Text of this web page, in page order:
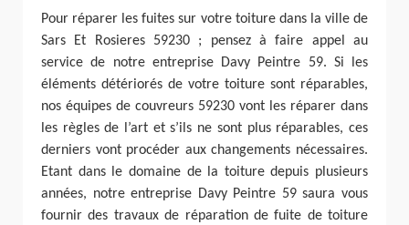
Pour réparer les fuites sur votre toiture dans la ville de
Sars Et Rosieres 59230 ; pensez à faire appel au
service de notre entreprise Davy Peintre 59. Si les
éléments détériorés de votre toiture sont réparables,
nos équipes de couvreurs 59230 vont les réparer dans
les règles de l’art et s’ils ne sont plus réparables, ces
derniers vont procéder aux changements nécessaires.
Etant dans le domaine de la toiture depuis plusieurs
années, notre entreprise Davy Peintre 59 saura vous
fournir des travaux de réparation de fuite de toiture